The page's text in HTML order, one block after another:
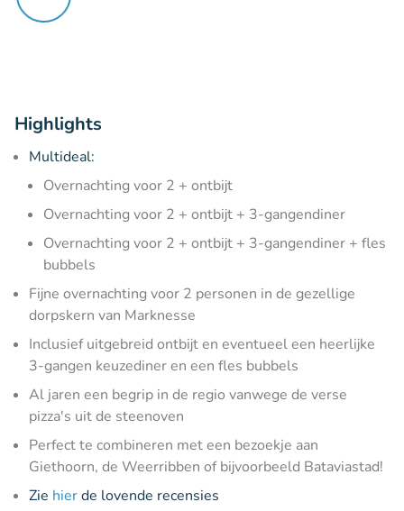
Highlights
Multideal:
Overnachting voor 2 + ontbijt
Overnachting voor 2 + ontbijt + 3-gangendiner
Overnachting voor 2 + ontbijt + 3-gangendiner + fles
bubbels
Fijne overnachting voor 2 personen in de gezellige
dorpskern van Marknesse
Inclusief uitgebreid ontbijt en eventueel een heerlijke
3-gangen keuzediner en een fles bubbels
Al jaren een begrip in de regio vanwege de verse
pizza's uit de steenoven
Perfect te combineren met een bezoekje aan
Giethoorn, de Weerribben of bijvoorbeeld Bataviastad!
Zie hierde lovende recensies